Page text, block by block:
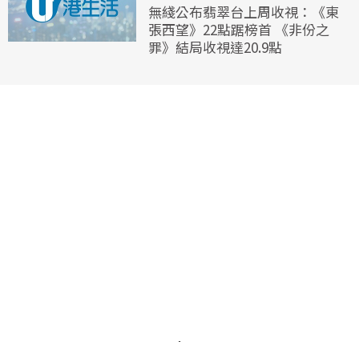
無綫公布翡翠台上周收視：《東
張西望》22點踞榜首 《非份之
罪》結局收視達20.9點